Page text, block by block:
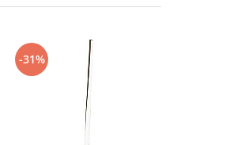
-31%